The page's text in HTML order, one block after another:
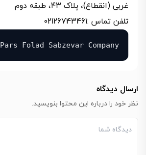
غربی (انقطاع)، پلاک ۴۳، طبقه دوم
تلفن تماس :02126743461
Pars Folad Sabzevar Company
ارسال دیدگاه
نظر خود را درباره این محتوا بنویسید.